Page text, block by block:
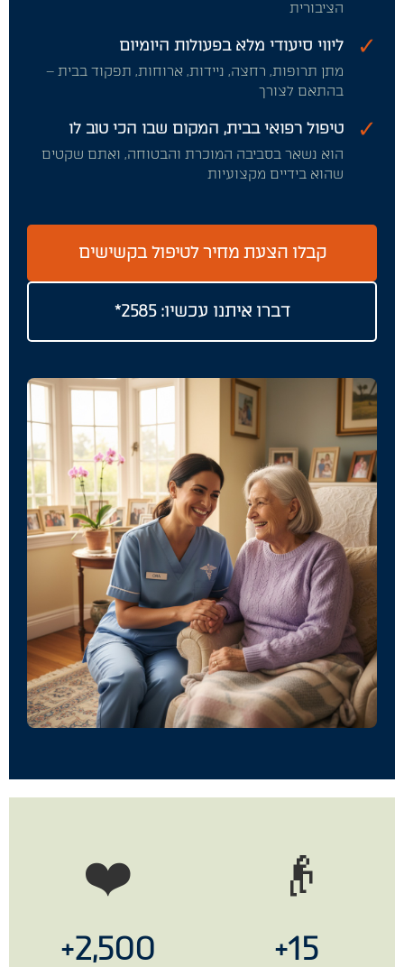
הציבורית
✓ ליווי סיעודי מלא בפעולות היומיום
מתן תרופות, רחצה, ניידות, ארוחות, תפקוד בבית –
בהתאם לצורך
✓ טיפול רפואי בבית, המקום שבו הכי טוב לו
הוא נשאר בסביבה המוכרת והבטוחה, ואתם שקטים
שהוא בידיים מקצועיות
קבלו הצעת מחיר לטיפול בקשישים
דברו איתנו עכשיו: 2585*
👴
15+
❤️
2,500+